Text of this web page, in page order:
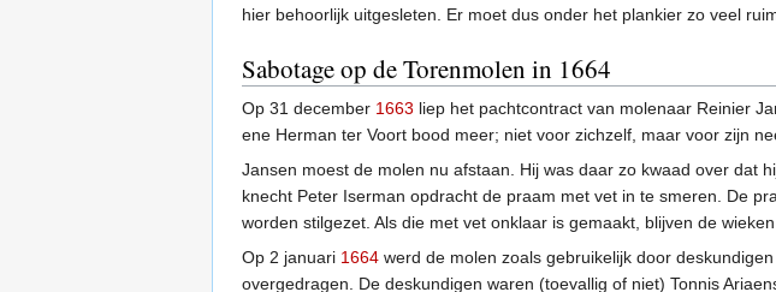
hier behoorlijk uitgesleten. Er moet dus onder het plankier zo veel
Sabotage op de Torenmolen in 1664
Op 31 december 1663 liep het pachtcontract van molenaar Reinier
ene Herman ter Voort bood meer; niet voor zichzelf, maar voor zijn
Jansen moest de molen nu afstaan. Hij was daar zo kwaad over dat
knecht Peter Iserman opdracht de praam met vet in te smeren. De
worden stilgezet. Als die met vet onklaar is gemaakt, blijven de
Op 2 januari 1664 werd de molen zoals gebruikelijk door
overgedragen. De deskundigen waren (toevallig of niet) Tonnis